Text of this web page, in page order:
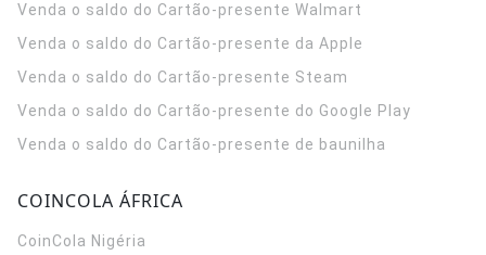
Venda o saldo do Cartão-presente Walmart
Venda o saldo do Cartão-presente da Apple
Venda o saldo do Cartão-presente Steam
Venda o saldo do Cartão-presente do Google Play
Venda o saldo do Cartão-presente de baunilha
COINCOLA ÁFRICA
CoinCola Nigéria